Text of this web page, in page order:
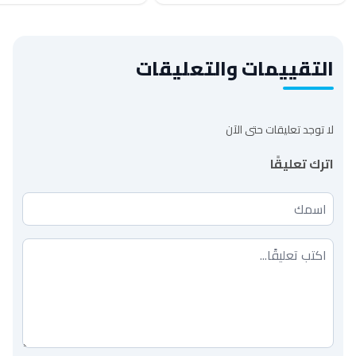
التقييمات والتعليقات
لا توجد تعليقات حتى الآن
اترك تعليقًا
اسمك
تعليقك